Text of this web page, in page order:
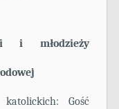
i młodzieży
Gość